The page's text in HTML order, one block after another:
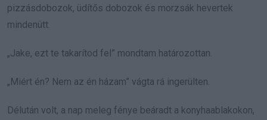
pizzásdobozok, üdítős dobozok és morzsák hevertek
mindenütt.
„Jake, ezt te takarítod fel” mondtam határozottan.
„Miért én? Nem az én házam” vágta rá ingerülten.
Délután volt, a nap meleg fénye beáradt a konyhaablakokon,